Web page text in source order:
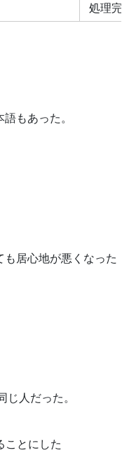
処理完了
もあった。
居心地が悪くなった
人だった。
ことにした